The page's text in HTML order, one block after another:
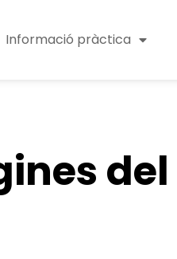
Informació pràctica